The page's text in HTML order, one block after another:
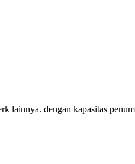
lainnya. dengan kapasitas